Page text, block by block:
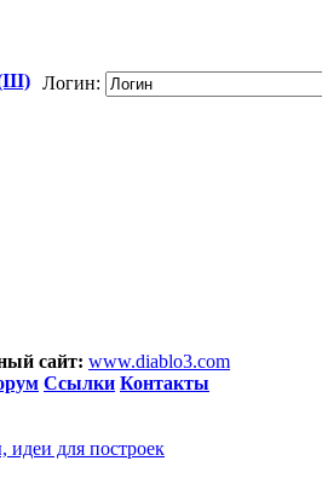
Логин:
сайт: www.diablo3.com
Ссылки Контакты
для построек